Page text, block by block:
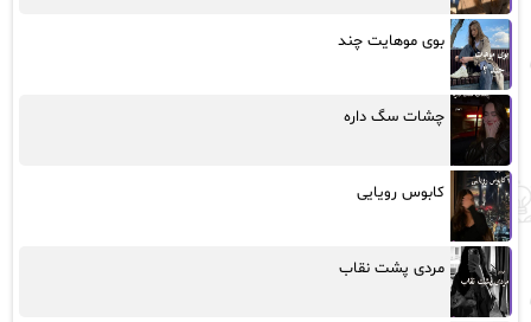
بوی موهایت چند
چشات سگ داره
کابوس رویایی
مردی پشت نقاب